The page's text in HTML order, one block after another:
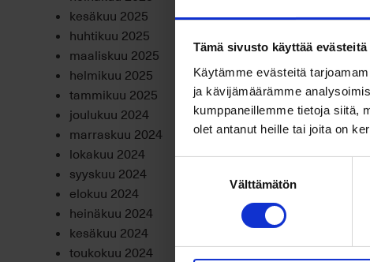
Tämä sivusto käyttää evästeitä
Käytämme evästeitä
ja kävijämäärämme
kumppaneillemme tietoja siitä,
olet antanut heille tai joita on
Välttämätön
kesäkuu 2025
huhtikuu 2025
maaliskuu 2025
helmikuu 2025
tammikuu 2025
joulukuu 2024
marraskuu 2024
lokakuu 2024
syyskuu 2024
elokuu 2024
heinäkuu 2024
kesäkuu 2024
toukokuu 2024